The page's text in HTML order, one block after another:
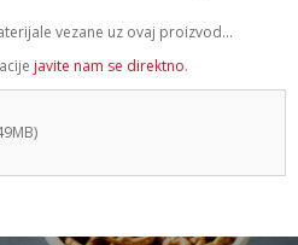
vezane uz ovaj proizvod...
javite nam se direktno.